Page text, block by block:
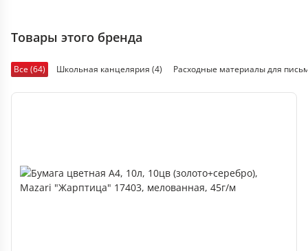
Товары этого бренда
Все (64) Школьная канцелярия (4) Расходные материалы для